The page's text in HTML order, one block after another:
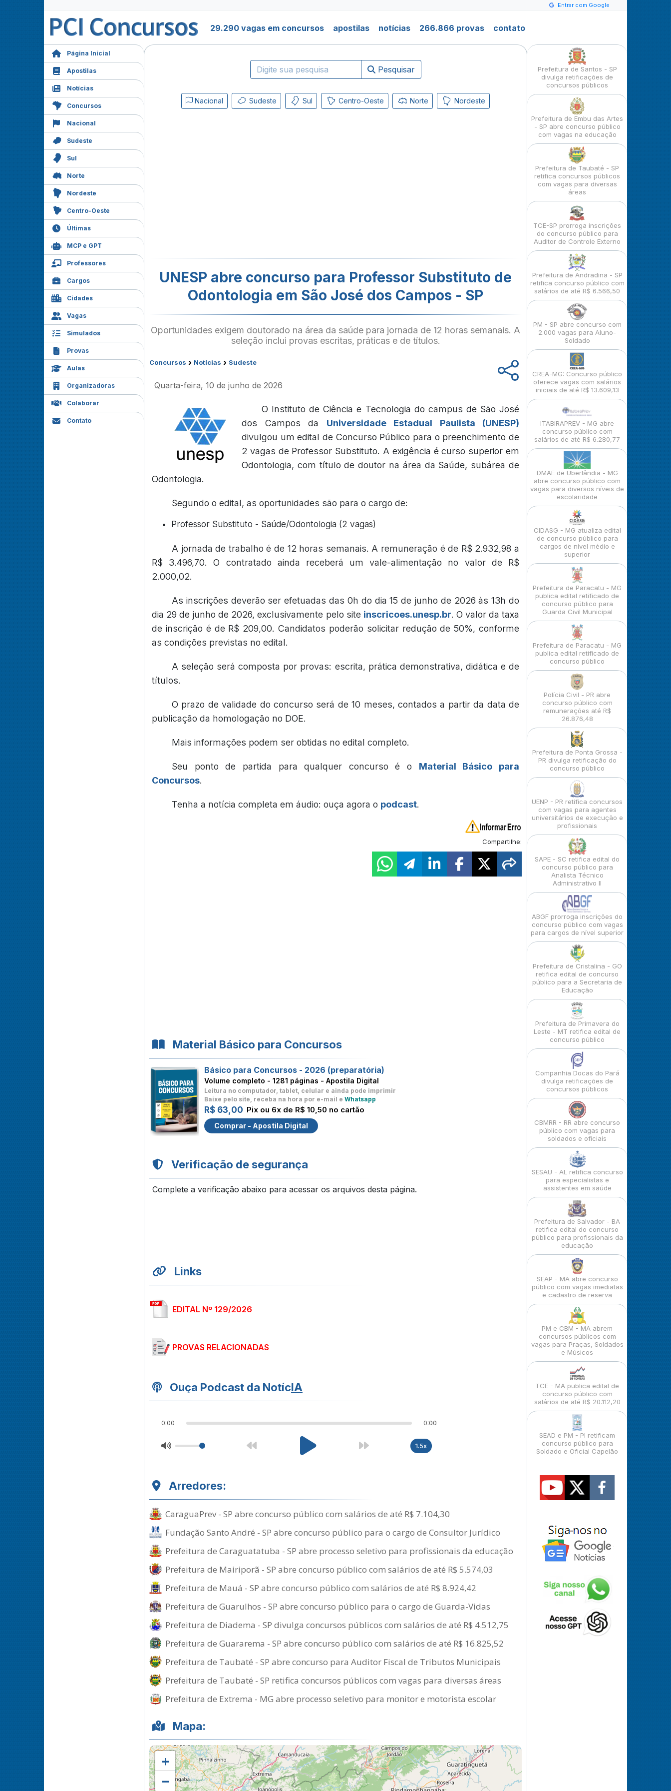
Entrar com Google
29.290 vagas em concursos apostilas notícias 266.866 provas contato
Página Inicial
Apostilas
Notícias
Concursos
Nacional
Sudeste
Sul
Norte
Nordeste
Centro-Oeste
Últimas
MCP e GPT
Professores
Cargos
Cidades
Vagas
Simulados
Provas
Aulas
Organizadoras
Colaborar
Contato
Pesquisar
Nacional Sudeste Sul Centro-Oeste Norte Nordeste
UNESP abre concurso para Professor Substituto de
Odontologia em São José dos Campos - SP
Oportunidades exigem doutorado na área da saúde para jornada de 12 horas semanais. A
seleção inclui provas escritas, práticas e de títulos.
Concursos › Notícias › Sudeste
Quarta-feira, 10 de junho de 2026
O Instituto de Ciência e Tecnologia do campus de São José
dos Campos da Universidade Estadual Paulista (UNESP)
divulgou um edital de Concurso Público para o preenchimento de
2 vagas de Professor Substituto. A exigência é curso superior em
Odontologia, com título de doutor na área da Saúde, subárea de
Odontologia.
Segundo o edital, as oportunidades são para o cargo de:
Professor Substituto - Saúde/Odontologia (2 vagas)
A jornada de trabalho é de 12 horas semanais. A remuneração é de R$ 2.932,98 a
R$ 3.496,70. O contratado ainda receberá um vale-alimentação no valor de R$
2.000,02.
As inscrições deverão ser efetuadas das 0h do dia 15 de junho de 2026 às 13h do
dia 29 de junho de 2026, exclusivamente pelo site inscricoes.unesp.br. O valor da taxa
de inscrição é de R$ 209,00. Candidatos poderão solicitar redução de 50%, conforme
as condições previstas no edital.
A seleção será composta por provas: escrita, prática demonstrativa, didática e de
títulos.
O prazo de validade do concurso será de 10 meses, contados a partir da data de
publicação da homologação no DOE.
Mais informações podem ser obtidas no edital completo.
Seu ponto de partida para qualquer concurso é o Material Básico para
Concursos.
Tenha a notícia completa em áudio: ouça agora o podcast.
Compartilhe:
Material Básico para Concursos
Básico para Concursos - 2026 (preparatória)
Volume completo - 1281 páginas - Apostila Digital
Leitura no computador, tablet, celular e ainda pode imprimir
Baixe pelo site, receba na hora por e-mail e Whatsapp
R$ 63,00 Pix ou 6x de R$ 10,50 no cartão
Comprar - Apostila Digital
Verificação de segurança
Complete a verificação abaixo para acessar os arquivos desta página.
Links
EDITAL Nº 129/2026
PROVAS RELACIONADAS
Ouça Podcast da NotícIA
0:00 0:00
1.5x
Arredores:
CaraguaPrev - SP abre concurso público com salários de até R$ 7.104,30
Fundação Santo André - SP abre concurso público para o cargo de Consultor Jurídico
Prefeitura de Caraguatatuba - SP abre processo seletivo para profissionais da educação
Prefeitura de Mairiporã - SP abre concurso público com salários de até R$ 5.574,03
Prefeitura de Mauá - SP abre concurso público com salários de até R$ 8.924,42
Prefeitura de Guarulhos - SP abre concurso público para o cargo de Guarda-Vidas
Prefeitura de Diadema - SP divulga concursos públicos com salários de até R$ 4.512,75
Prefeitura de Guararema - SP abre concurso público com salários de até R$ 16.825,52
Prefeitura de Taubaté - SP abre concurso para Auditor Fiscal de Tributos Municipais
Prefeitura de Taubaté - SP retifica concursos públicos com vagas para diversas áreas
Prefeitura de Extrema - MG abre processo seletivo para monitor e motorista escolar
Mapa:
+
−
Prefeitura de Santos - SP
divulga retificações de
concursos públicos
Prefeitura de Embu das Artes
- SP abre concurso público
com vagas na educação
Prefeitura de Taubaté - SP
retifica concursos públicos
com vagas para diversas
áreas
TCE-SP prorroga inscrições
do concurso público para
Auditor de Controle Externo
Prefeitura de Andradina - SP
retifica concurso público com
salários de até R$ 6.566,50
PM - SP abre concurso com
2.000 vagas para Aluno-
Soldado
CREA-MG: Concurso público
oferece vagas com salários
iniciais de até R$ 13.609,13
ITABIRAPREV - MG abre
concurso público com
salários de até R$ 6.280,77
DMAE de Uberlândia - MG
abre concurso público com
vagas para diversos níveis de
escolaridade
CIDASG - MG atualiza edital
de concurso público para
cargos de nível médio e
superior
Prefeitura de Paracatu - MG
publica edital retificado de
concurso público para
Guarda Civil Municipal
Prefeitura de Paracatu - MG
publica edital retificado de
concurso público
Polícia Civil - PR abre
concurso público com
remunerações até R$
26.876,48
Prefeitura de Ponta Grossa -
PR divulga retificação do
concurso público
UENP - PR retifica concursos
com vagas para agentes
universitários de execução e
profissionais
SAPE - SC retifica edital do
concurso público para
Analista Técnico
Administrativo II
ABGF prorroga inscrições do
concurso público com vagas
para cargos de nível superior
Prefeitura de Cristalina - GO
retifica edital de concurso
público para a Secretaria de
Educação
Prefeitura de Primavera do
Leste - MT retifica edital de
concurso público
Companhia Docas do Pará
divulga retificações de
concursos públicos
CBMRR - RR abre concurso
público com vagas para
soldados e oficiais
SESAU - AL retifica concurso
para especialistas e
assistentes em saúde
Prefeitura de Salvador - BA
retifica edital do concurso
público para profissionais da
educação
SEAP - MA abre concurso
público com vagas imediatas
e cadastro de reserva
PM e CBM - MA abrem
concursos públicos com
vagas para Praças, Soldados
e Músicos
TCE - MA publica edital de
concurso público com
salários de até R$ 20.112,20
SEAD e PM - PI retificam
concurso público para
Soldado e Oficial Capelão